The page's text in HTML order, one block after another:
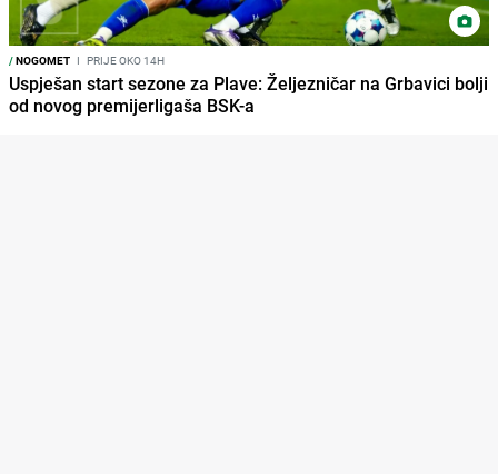
/NOGOMET I PRIJE OKO 14H
Uspješan start sezone za Plave: Željezničar na Grbavici bolji
od novog premijerligaša BSK-a